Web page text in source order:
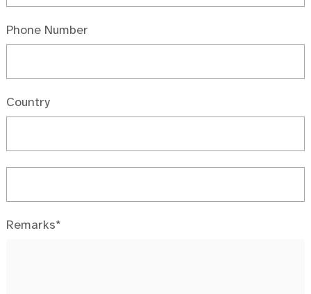
Phone Number
Country
Remarks*